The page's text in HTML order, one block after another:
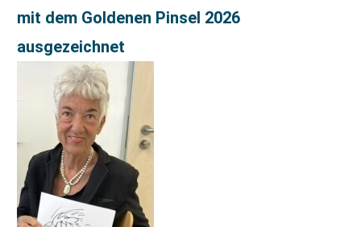
mit dem Goldenen Pinsel 2026
ausgezeichnet